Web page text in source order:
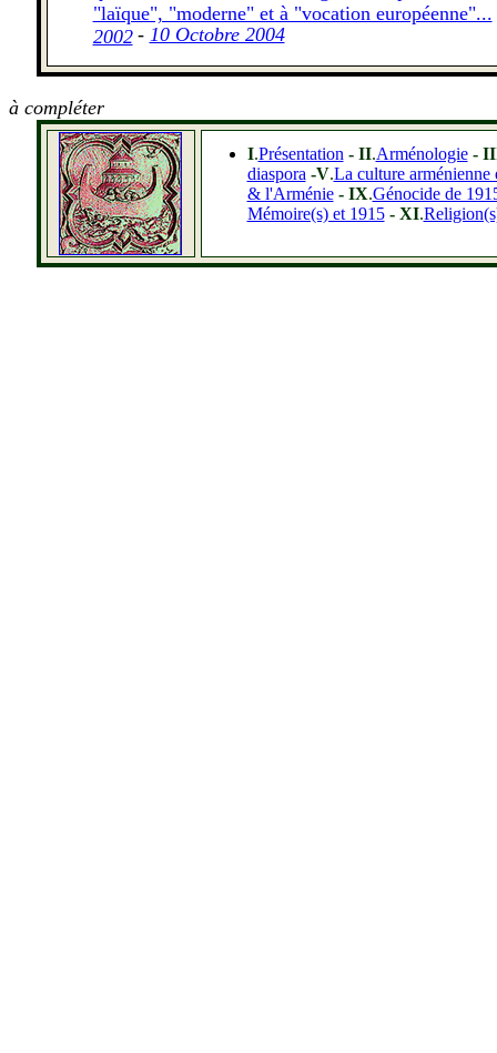
"laïque", "moderne" et à "vocation européenne"...
2002 - 10 Octobre 2004
à compléter
I.Présentation - II.Arménologie-
diaspora -V.La culture arménienne
& l'Arménie- IX.Génocide de
Mémoire(s) et 1915- XI.